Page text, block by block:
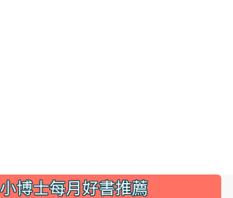
博士每月好書推薦